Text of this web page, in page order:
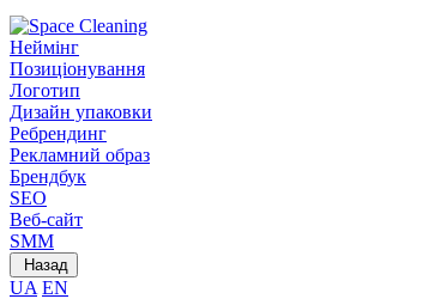
Неймінг
Позиціонування
Логотип
Дизайн упаковки
Ребрендинг
Рекламний образ
Брендбук
SEO
Веб-сайт
SMM
Назад
UA EN